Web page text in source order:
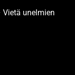
unelmien